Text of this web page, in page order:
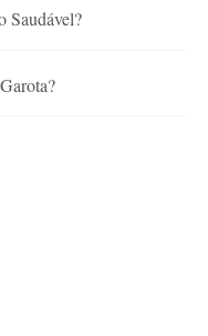
Saudável?